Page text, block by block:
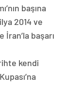
başına
2014 ve
İran’la başarı
kendi